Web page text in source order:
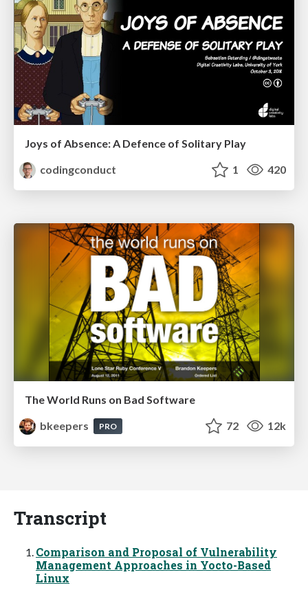
Joys of Absence: A Defence of Solitary Play
codingconduct
1 420
The World Runs on Bad Software
bkeepers
PRO 72 12k
Transcript
Comparison and Proposal of Vulnerability
Management Approaches in Yocto-Based
Linux